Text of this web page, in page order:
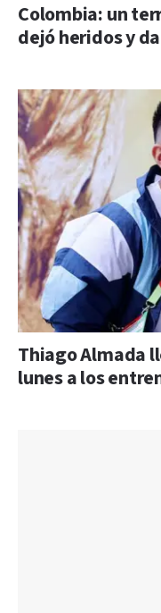
Colombia: un
dejó heridos y
Thiago Almada
lunes a los